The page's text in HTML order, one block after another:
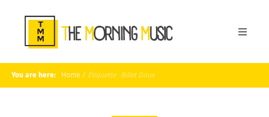
You are here: Home / Étiquette : Billet Doux